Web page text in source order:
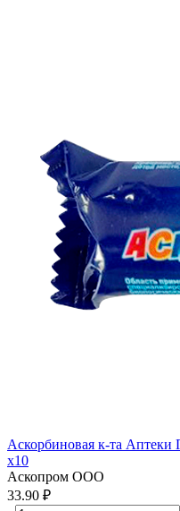
Аскорбиновая к-та
x10
Аскопром ООО
33.90 ₽